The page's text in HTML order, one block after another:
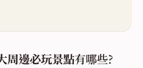
周邊必玩景點有哪些?